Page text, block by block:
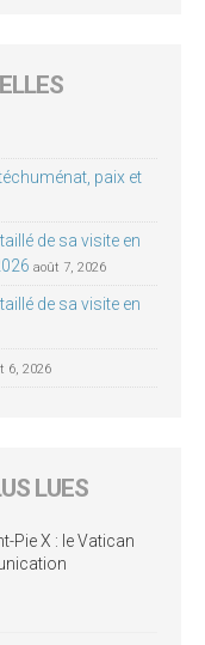
paix et
de sa visite en
août 7, 2026
de sa visite en
6, 2026
LUES
Pie X : le Vatican